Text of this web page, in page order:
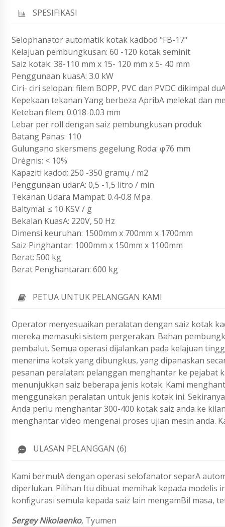
SPESIFIKASI
Selophanator automatik kotak kadbod "FB-17"
Kelajuan pembungkusan: 60 -120 kotak seminit
Saiz kotak: 38-110 mm x 15- 120 mm x 5- 40 mm
Penggunaan kuasA: 3.0 kW
Ciri- ciri selopan: filem BOPP, PVC dan PVDC dikimpal
Kepekaan tekanan Yang berbeza ApribA melekat dan
Keteban filem: 0.018-0.03 mm
Lebar per roll dengan saiz pembungkusan produk
Batang Panas: 110
Gulungano skersmens gegelung Roda: φ76 mm
Drėgnis: < 10%
Kapaziti kadod: 250 -350 gramų / m2
Penggunaan udarA: 0,5 -1,5 litro / min
Tekanan Udara Mampat: 0.4-0.8 Mpa
Baltymai: ≤ 10 KSV / g
Bekalan KuasA: 220V, 50 Hz
Dimensi keuruhan: 1500mm x 700mm x 1700mm
Saiz Pinghantar: 1000mm x 150mm x 1100mm
Berat: 500 kg
Berat Penghantaran: 600 kg
PETUA UNTUK PELANGGAN KAMI
Operator menyesuaikan peralatan dengan saiz kotak
mereka memasuki sistem pergerakan. Bahan
pembalut. Semua operasi dijalankan pada kelajuan
menerima kotak yang dibungkus, yang dipanaskan
pesanan peralatan: pelanggan menghantar ke pejabat
menunjukkan saiz beberapa jenis kotak. Kami
menggunakan peralatan untuk jenis kotak ini.
Anda perlu menghantar 300-400 kotak saiz anda ke
menghantar video mengenai proses ujian mesin anda.
ULASAN PELANGGAN (6)
Kami bermulA dengan operasi selofanator separA
diperlukan. Pilihan Itu dibuat memihak kepada modelis
konfigurasi semula kepada saiz lain mengamBil masa,
Sergey Nikolaenko, Tyumen